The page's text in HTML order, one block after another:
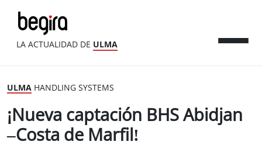
LA ACTUALIDAD DE ULMA
ULMA HANDLING SYSTEMS
¡Nueva captación BHS Abidjan
–Costa de Marfil!